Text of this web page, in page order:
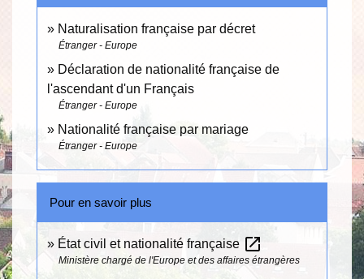
Naturalisation française par décret
Étranger - Europe
Déclaration de nationalité française de
l'ascendant d'un Français
Étranger - Europe
Nationalité française par mariage
Étranger - Europe
Pour en savoir plus
État civil et nationalité française open_in_new
Ministère chargé de l'Europe et des affaires étrangères